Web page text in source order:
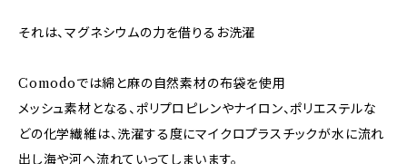
それは、マグネシウムの力を借りるお洗濯
Comodoでは綿と麻の自然素材の布袋を使用
メッシュ素材となる、ポリプロピレンやナイロン、ポリエステルな
どの化学繊維は、洗濯する度にマイクロプラスチックが水に流れ
出し海や河へ流れていってしまいます。